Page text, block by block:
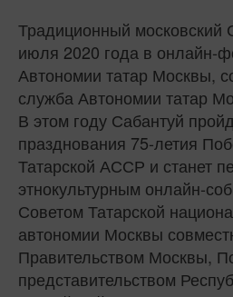
Традиционный московский
июля 2020 года в онлайн-
Автономии татар Москвы,
служба Автономии татар
В этом году Сабантуй
празднования 75-летия
Татарской АССР и станет
этнокультурным онлайн-
Советом Татарской
автономии Москвы
Правительством Москвы,
представительством